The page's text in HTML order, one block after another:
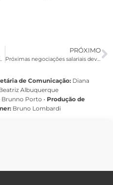
do Santander
PRÓXIMO
Próximas negociações salariais devem repetir cenário de 2011, aponta Dieese
de Comunicação: Diana
Albuquerque
Porto • Produção de
Bruno Lombardi